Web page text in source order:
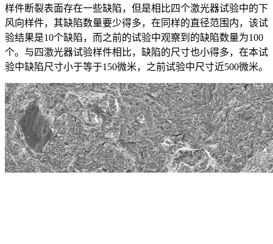
样件断裂表面存在一些缺陷，但是相比四个激光器试验中的下
风向样件，其缺陷数量要少得多，在同样的直径范围内，该试
验结果是10个缺陷，而之前的试验中观察到的缺陷数量为100
个。与四激光器试验样件相比，缺陷的尺寸也小得多，在本试
验中缺陷尺寸小于等于150微米，之前试验中尺寸近500微米。